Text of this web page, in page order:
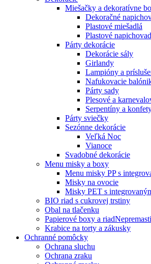
Miešačky a dekoratívne
Dekoračné
Plastové miešadlá
Plastové
Párty dekorácie
Dekorácie sály
Girlandy
Lampióny a
Nafukovacie
Párty sady
Plesové a
Serpentíny a
Párty sviečky
Sezónne dekorácie
Veľká Noc
Vianoce
Svadobné dekorácie
Menu misky a boxy
Menu misky PP s
Misky na ovocie
Misky PET s
BIO riad s cukrovej trstiny
Obal na tlačenku
Papierové boxy a riad
Krabice na torty a zákusky
Ochranné pomôcky
Ochrana sluchu
Ochrana zraku